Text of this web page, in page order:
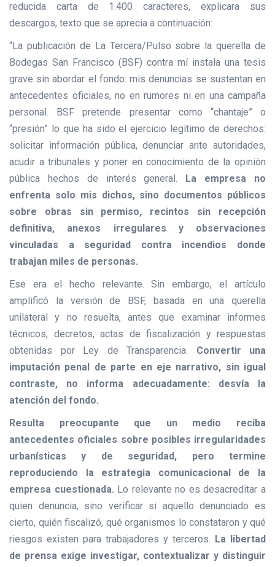
reducida carta de 1.400 caracteres, explicara sus
descargos, texto que se aprecia a continuación:
“La publicación de La Tercera/Pulso sobre la querella de
Bodegas San Francisco (BSF) contra mí instala una tesis
grave sin abordar el fondo: mis denuncias se sustentan en
antecedentes oficiales, no en rumores ni en una campaña
personal. BSF pretende presentar como “chantaje” o
“presión” lo que ha sido el ejercicio legítimo de derechos:
solicitar información pública, denunciar ante autoridades,
acudir a tribunales y poner en conocimiento de la opinión
pública hechos de interés general.
La empresa no
enfrenta solo mis dichos, sino documentos públicos
sobre obras sin permiso, recintos sin recepción
definitiva, anexos irregulares y observaciones
vinculadas a seguridad contra incendios donde
trabajan miles de personas.
Ese era el hecho relevante. Sin embargo, el artículo
amplificó la versión de BSF, basada en una querella
unilateral y no resuelta, antes que examinar informes
técnicos, decretos, actas de fiscalización y respuestas
obtenidas por Ley de Transparencia. Convertir una
imputación penal de parte en eje narrativo, sin igual
contraste, no informa adecuadamente: desvía la
atención del fondo.
Resulta preocupante que un medio reciba
antecedentes oficiales sobre posibles irregularidades
urbanísticas y de seguridad, pero termine
reproduciendo la estrategia comunicacional de la
empresa cuestionada. Lo relevante no es desacreditar a
quien denuncia, sino verificar si aquello denunciado es
cierto, quién fiscalizó, qué organismos lo constataron y qué
riesgos existen para trabajadores y terceros. La libertad
de prensa exige investigar, contextualizar y distinguir